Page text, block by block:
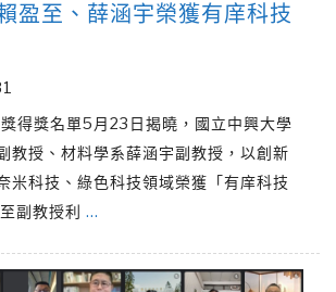
盈至、薛涵宇榮獲有庠科技
得獎名單5月23日揭曉，國立中興大學
教授、材料學系薛涵宇副教授，以創新
米科技、綠色科技領域榮獲「有庠科技
副教授利 …